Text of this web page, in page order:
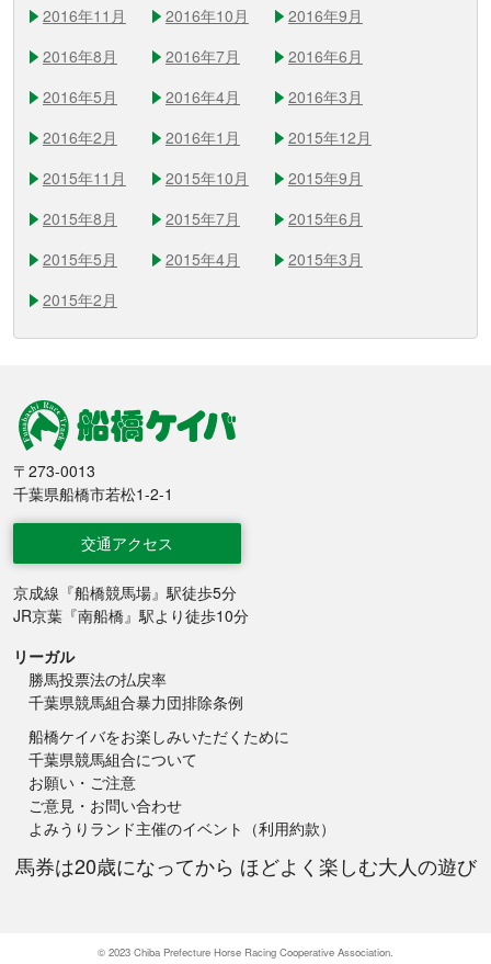
2016年11月
2016年10月
2016年9月
2016年8月
2016年7月
2016年6月
2016年5月
2016年4月
2016年3月
2016年2月
2016年1月
2015年12月
2015年11月
2015年10月
2015年9月
2015年8月
2015年7月
2015年6月
2015年5月
2015年4月
2015年3月
2015年2月
船橋競馬
〒273-0013
千葉県船橋市若松1-2-1
交通アクセス
京成線『船橋競馬場』駅徒歩5分
JR京葉『南船橋』駅より徒歩10分
リーガル
勝馬投票法の払戻率
千葉県競馬組合暴力団排除条例
船橋ケイバをお楽しみいただくために
千葉県競馬組合について
お願い・ご注意
ご意見・お問い合わせ
よみうりランド主催のイベント（利用約款）
馬券は20歳になってから ほどよく楽しむ大人の遊び
© 2023 Chiba Prefecture Horse Racing Cooperative Association.